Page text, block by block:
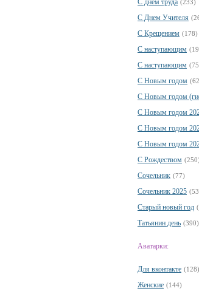
С днем труда (233)
С Днем Учителя
С Крещением (178)
С наступающим
С наступающим
С Новым годом
С Новым годом
С Новым годом
С Новым годом
С Новым годом
С Рождеством (250)
Сочельник (77)
Сочельник 2025
Старый новый год
Татьянин день (390)
Аватарки:
Для вконтакте (128)
Женские (144)